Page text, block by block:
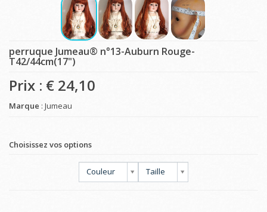
perruque Jumeau® n°13-Auburn Rouge-
T42/44cm(17")
Prix : € 24,10
Marque : Jumeau
Choisissez vos options
Couleur Taille